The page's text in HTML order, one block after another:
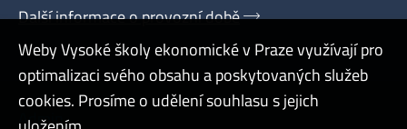
Další informace o provozní době
Admin
Weby Vysoké školy ekonomické v Praze využívají pro
optimalizaci svého obsahu a poskytovaných služeb
cookies. Prosíme o udělení souhlasu s jejich